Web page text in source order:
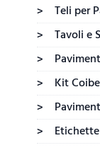
>
Teli per
>
Tavoli e
>
>
Kit
>
>